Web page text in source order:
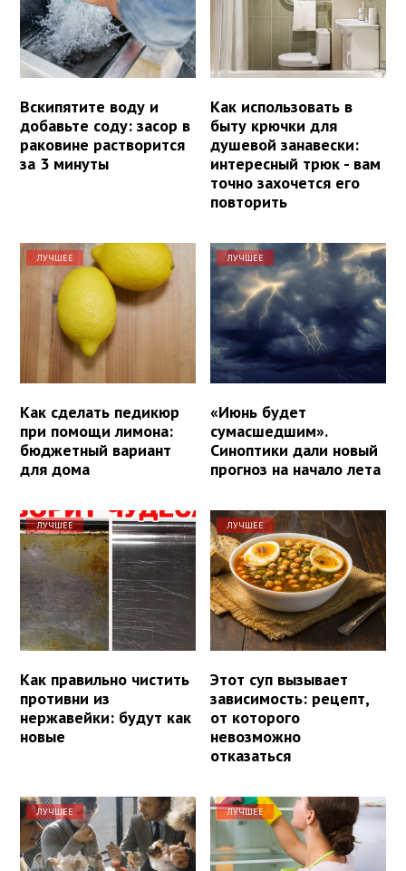
Вскипятите воду и
добавьте соду: засор в
раковине растворится
за 3 минуты
Как использовать в
быту крючки для
душевой занавески:
интересный трюк - вам
точно захочется его
повторить
ЛУЧШЕЕ
Как сделать педикюр
при помощи лимона:
бюджетный вариант
для дома
ЛУЧШЕЕ
«Июнь будет
сумасшедшим».
Синоптики дали новый
прогноз на начало лета
ЛУЧШЕЕ
Как правильно чистить
противни из
нержавейки: будут как
новые
ЛУЧШЕЕ
Этот суп вызывает
зависимость: рецепт,
от которого
невозможно
отказаться
ЛУЧШЕЕ ЛУЧШЕЕ